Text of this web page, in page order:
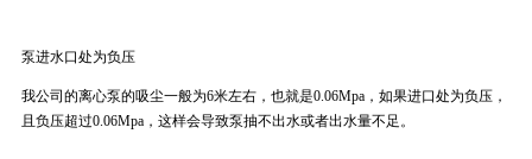
泵进水口处为负压
我公司的离心泵的吸尘一般为6米左右，也就是0.06Mpa，如果进口处为负压，
且负压超过0.06Mpa，这样会导致泵抽不出水或者出水量不足。